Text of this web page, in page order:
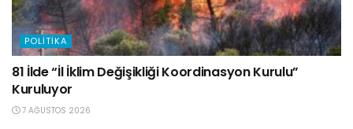
POLITIKA
81 İlde “İl İklim Değişikliği Koordinasyon Kurulu”
Kuruluyor
7 AĞUSTOS 2026